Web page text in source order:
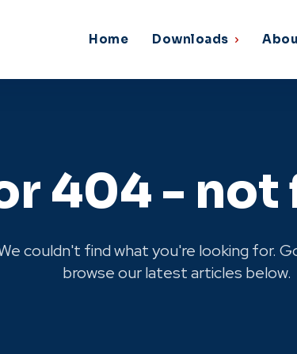
Home Downloads
404 - not
couldn't find what you're looking for.
browse our latest articles below.